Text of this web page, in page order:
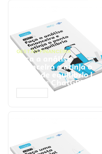
GESTÃO FINANCEIRA
Faça a análise
financeira e atinja o
ponto de equilíbrio |
Prompts ChatGPT